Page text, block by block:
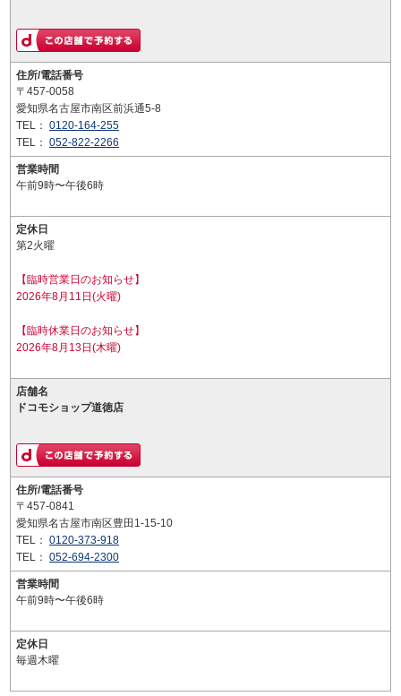
住所/電話番号
〒457-0058
愛知県名古屋市南区前浜通5-8
TEL： 0120-164-255
TEL： 052-822-2266
営業時間
午前9時〜午後6時
定休日
第2火曜
【臨時営業日のお知らせ】
2026年8月11日(火曜)
【臨時休業日のお知らせ】
2026年8月13日(木曜)
店舗名
ドコモショップ道徳店
住所/電話番号
〒457-0841
愛知県名古屋市南区豊田1-15-10
TEL： 0120-373-918
TEL： 052-694-2300
営業時間
午前9時〜午後6時
定休日
毎週木曜